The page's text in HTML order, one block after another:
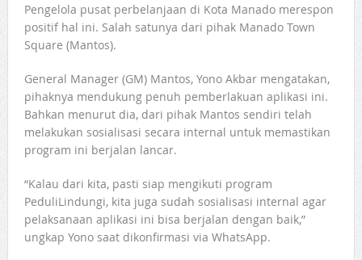
Pengelola pusat perbelanjaan di Kota Manado merespon
positif hal ini. Salah satunya dari pihak Manado Town
Square (Mantos).
General Manager (GM) Mantos, Yono Akbar mengatakan,
pihaknya mendukung penuh pemberlakuan aplikasi ini.
Bahkan menurut dia, dari pihak Mantos sendiri telah
melakukan sosialisasi secara internal untuk memastikan
program ini berjalan lancar.
“Kalau dari kita, pasti siap mengikuti program
PeduliLindungi, kita juga sudah sosialisasi internal agar
pelaksanaan aplikasi ini bisa berjalan dengan baik,”
ungkap Yono saat dikonfirmasi via WhatsApp.